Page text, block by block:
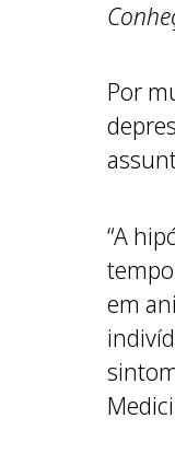
Por
“A
em